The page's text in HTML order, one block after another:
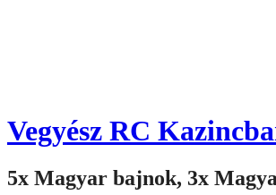
Vegyész RC
5x Magyar bajnok, 3x